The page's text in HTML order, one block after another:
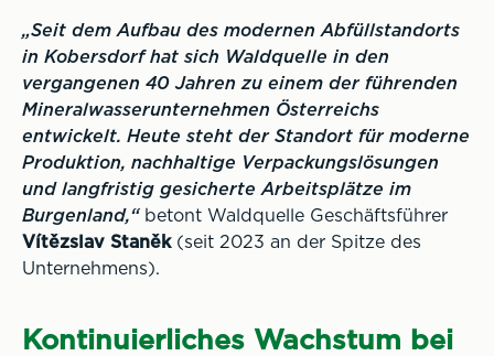
„Seit dem Aufbau des modernen Abfüllstandorts
in Kobersdorf hat sich Waldquelle in den
vergangenen 40 Jahren zu einem der führenden
Mineralwasserunternehmen Österreichs
entwickelt. Heute steht der Standort für moderne
Produktion, nachhaltige Verpackungslösungen
und langfristig gesicherte Arbeitsplätze im
Burgenland,“betont Waldquelle Geschäftsführer
Vítězslav Staněk(seit 2023 an der Spitze des
Unternehmens).
Kontinuierliches Wachstum bei